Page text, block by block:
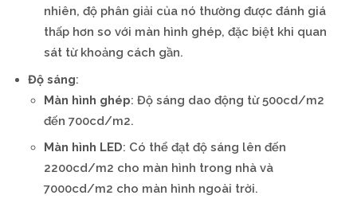
nhiên, độ phân giải của nó thường được đánh giá
thấp hơn so với màn hình ghép, đặc biệt khi quan
sát từ khoảng cách gần.
Độ sáng:
Màn hình ghép: Độ sáng dao động từ 500cd/m2
đến 700cd/m2.
Màn hình LED: Có thể đạt độ sáng lên đến
2200cd/m2 cho màn hình trong nhà và
7000cd/m2 cho màn hình ngoài trời.